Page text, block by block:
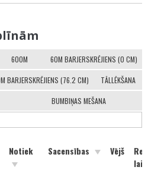
600M 60M BARJERSKRĒJIENS (0 CM)
BARJERSKRĒJIENS (76.2 CM) TĀLLĒKŠANA
BUMBIŅAS MEŠANA
Notiek Sacensības Vējš